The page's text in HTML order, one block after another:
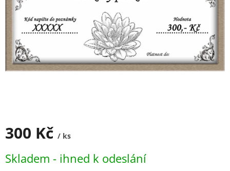
300 Kč / ks
cena:
Skladem - ihned k odeslání